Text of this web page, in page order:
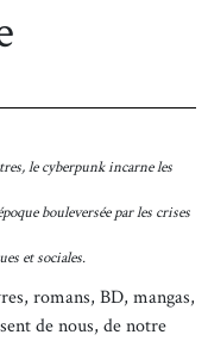
le cyberpunk incarne les
bouleversée par les crises
et sociales.
romans, BD, mangas,
de nous, de notre